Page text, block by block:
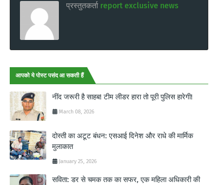
प्रस्तुतकर्ता report exclusive news
आपको ये पोस्ट पसंद आ सकती हैं
नींद जरूरी है साहब! टीम लीडर हारा तो पूरी पुलिस हारेगी!
March 08, 2026
दोस्ती का अटूट बंधन: एसआई दिनेश और राधे की मार्मिक
मुलाकात
January 25, 2026
सविता: डर से चमक तक का सफर, एक महिला अधिकारी की